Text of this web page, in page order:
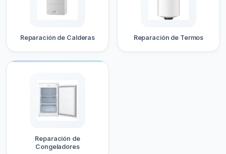
Reparación de Calderas Reparación de Termos
Reparación de
Congeladores